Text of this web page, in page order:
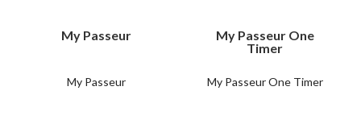
My Passeur
My Passeur
My Passeur One
Timer
My Passeur One Timer